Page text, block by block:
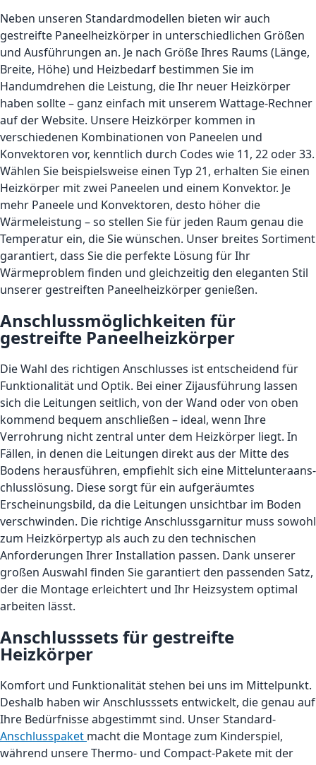
Neben unseren Standardmodellen bieten wir auch
gestreifte Paneelheizkörper in unterschiedlichen Größen
und Ausführungen an. Je nach Größe Ihres Raums (Länge,
Breite, Höhe) und Heizbedarf bestimmen Sie im
Handumdrehen die Leistung, die Ihr neuer Heizkörper
haben sollte – ganz einfach mit unserem Wattage-Rechner
auf der Website. Unsere Heizkörper kommen in
verschiedenen Kombinationen von Paneelen und
Konvektoren vor, kenntlich durch Codes wie 11, 22 oder 33.
Wählen Sie beispielsweise einen Typ 21, erhalten Sie einen
Heizkörper mit zwei Paneelen und einem Konvektor. Je
mehr Paneele und Konvektoren, desto höher die
Wärmeleistung – so stellen Sie für jeden Raum genau die
Temperatur ein, die Sie wünschen. Unser breites Sortiment
garantiert, dass Sie die perfekte Lösung für Ihr
Wärmeproblem finden und gleichzeitig den eleganten Stil
unserer gestreiften Paneelheizkörper genießen.
Anschlussmöglichkeiten für
gestreifte Paneelheizkörper
Die Wahl des richtigen Anschlusses ist entscheidend für
Funktionalität und Optik. Bei einer Zijausführung lassen
sich die Leitungen seitlich, von der Wand oder von oben
kommend bequem anschließen – ideal, wenn Ihre
Verrohrung nicht zentral unter dem Heizkörper liegt. In
Fällen, in denen die Leitungen direkt aus der Mitte des
Bodens herausführen, empfiehlt sich eine Mittel­unter­aans­
chluss­lösung. Diese sorgt für ein aufgeräumtes
Erscheinungsbild, da die Leitungen unsichtbar im Boden
verschwinden. Die richtige Anschluss­garnitur muss sowohl
zum Heizkörpertyp als auch zu den technischen
Anforderungen Ihrer Installation passen. Dank unserer
großen Auswahl finden Sie garantiert den passenden Satz,
der die Montage erleichtert und Ihr Heizsystem optimal
arbeiten lässt.
Anschlusssets für gestreifte
Heizkörper
Komfort und Funktionalität stehen bei uns im Mittelpunkt.
Deshalb haben wir Anschlusssets entwickelt, die genau auf
Ihre Bedürfnisse abgestimmt sind. Unser Standard-
Anschluss­paket macht die Montage zum Kinderspiel,
während unsere Thermo- und Compact-Pakete mit der